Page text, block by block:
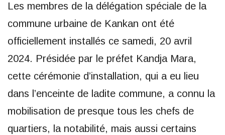
Les membres de la délégation spéciale de la
commune urbaine de Kankan ont été
officiellement installés ce samedi, 20 avril
2024. Présidée par le préfet Kandja Mara,
cette cérémonie d’installation, qui a eu lieu
dans l’enceinte de ladite commune, a connu la
mobilisation de presque tous les chefs de
quartiers, la notabilité, mais aussi certains